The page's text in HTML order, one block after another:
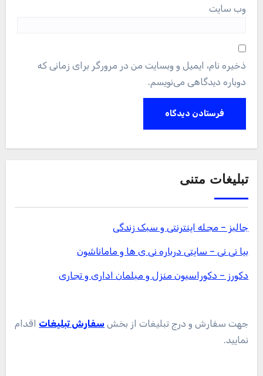
وب‌ سایت
ذخیره نام، ایمیل و وبسایت من در مرورگر برای زمانی که
دوباره دیدگاهی می‌نویسم.
تبلیغات متنی
جالبز – مجله اینترنتی و سبک زندگی
بیا نی نی – سایتی درباره نی ی ها و ماماناشون
دکورز – دکوراسیون منزل و مبلمان اداری و تجاری
جهت سفارش و درج تبلیغات از بخش سفارش تبلیغات اقدام
نمایید.